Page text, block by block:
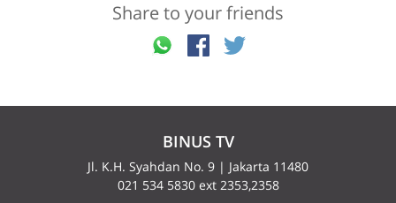
Share to your friends
BINUS TV
Jl. K.H. Syahdan No. 9 | Jakarta 11480
021 534 5830 ext 2353,2358